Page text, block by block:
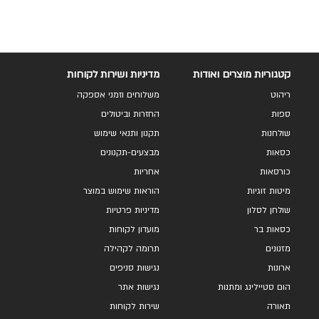
קטגוריות מוצרים ואודות
ריהוט
ספות
שולחנות
כסאות
כורסאות
מיטות זוגיות
שולחן לסלון
כסאות בר
מזנונים
ארונות
הום סטיילינג ומתנות
תאורה
מדיניות ושירות לקוחות
משלוחים וזמני אספקה
החזרות וביטולים
תקנון ותנאי שימוש
מבצעים-תקנונים
אחריות
הוראות שימוש במוצר
מדיניות פרטיות
מועדון לקוחות
תרומה לקהילה
נגישות סניפים
נגישות אתר
שירות לקוחות